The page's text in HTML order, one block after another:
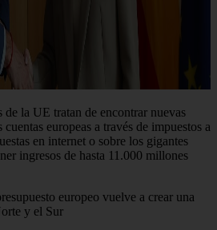
de la UE tratan de encontrar nuevas
europeas a través de impuestos a
en internet o sobre los gigantes
ingresos de hasta 11.000 millones
europeo vuelve a crear una
y el Sur